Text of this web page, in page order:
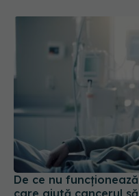
De ce nu